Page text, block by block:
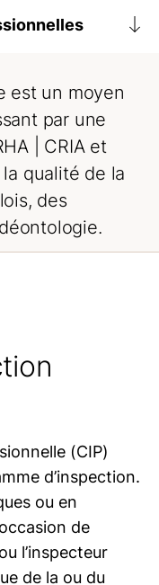
avis
de formation
est un moyen
par une
| CRIAet
qualité de la
des
(CIP)
d’inspection.
ou en
de
l’inspecteur
de la ou du